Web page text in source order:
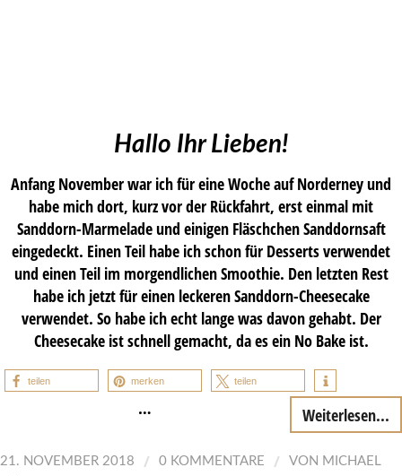
Hallo Ihr Lieben!
Anfang November war ich für eine Woche auf Norderney und
habe mich dort, kurz vor der Rückfahrt, erst einmal mit
Sanddorn-Marmelade und einigen Fläschchen Sanddornsaft
eingedeckt. Einen Teil habe ich schon für Desserts verwendet
und einen Teil im morgendlichen Smoothie. Den letzten Rest
habe ich jetzt für einen leckeren Sanddorn-Cheesecake
verwendet. So habe ich echt lange was davon gehabt. Der
Cheesecake ist schnell gemacht, da es ein No Bake ist.
teilen merken teilen
… Weiterlesen...
21. NOVEMBER 2018 / 0 KOMMENTARE / VON MICHAEL